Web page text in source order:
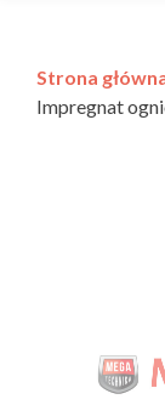
Strona
Impregnat